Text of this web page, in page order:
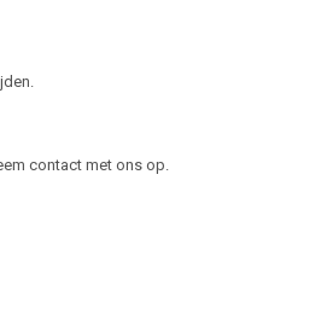
contact met ons op.